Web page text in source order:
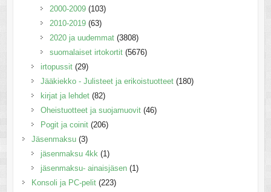
2000-2009 (103)
2010-2019 (63)
2020 ja uudemmat (3808)
suomalaiset irtokortit (5676)
irtopussit (29)
Jääkiekko - Julisteet ja erikoistuotteet (180)
kirjat ja lehdet (82)
Oheistuotteet ja suojamuovit (46)
Pogit ja coinit (206)
Jäsenmaksu (3)
jäsenmaksu 4kk (1)
jäsenmaksu- ainaisjäsen (1)
Konsoli ja PC-pelit (223)